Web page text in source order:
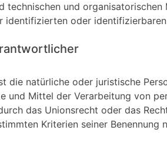
und organisatorischen
oder
natürliche oder juristische
und Mittel der Verarbeitung von
das Unionsrecht oder das
Kriterien seiner Benennung